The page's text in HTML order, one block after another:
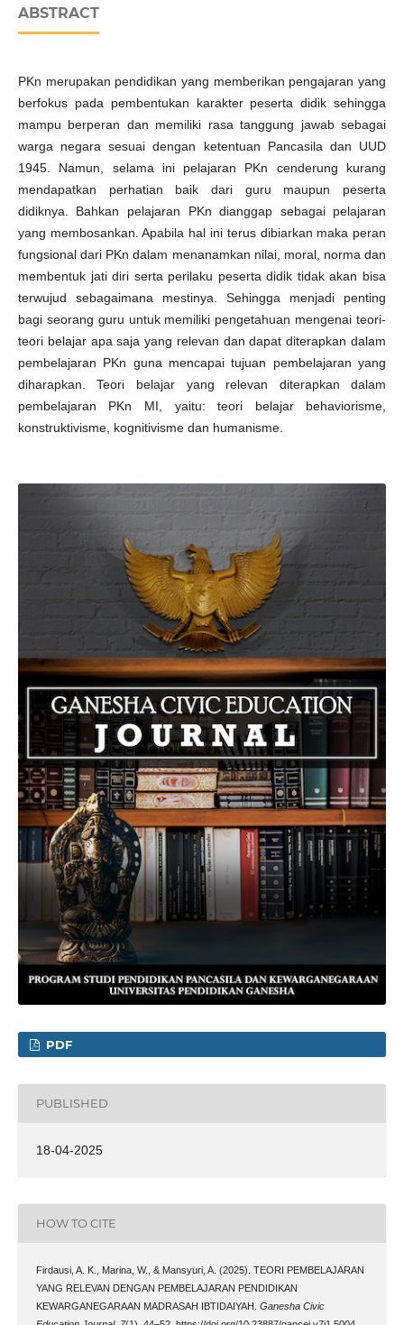
ABSTRACT
PKn merupakan pendidikan yang memberikan pengajaran yang
berfokus pada pembentukan karakter peserta didik sehingga
mampu berperan dan memiliki rasa tanggung jawab sebagai
warga negara sesuai dengan ketentuan Pancasila dan UUD
1945. Namun, selama ini pelajaran PKn cenderung kurang
mendapatkan perhatian baik dari guru maupun peserta
didiknya. Bahkan pelajaran PKn dianggap sebagai pelajaran
yang membosankan. Apabila hal ini terus dibiarkan maka peran
fungsional dari PKn dalam menanamkan nilai, moral, norma dan
membentuk jati diri serta perilaku peserta didik tidak akan bisa
terwujud sebagaimana mestinya. Sehingga menjadi penting
bagi seorang guru untuk memiliki pengetahuan mengenai teori-
teori belajar apa saja yang relevan dan dapat diterapkan dalam
pembelajaran PKn guna mencapai tujuan pembelajaran yang
diharapkan. Teori belajar yang relevan diterapkan dalam
pembelajaran PKn MI, yaitu: teori belajar behaviorisme,
konstruktivisme, kognitivisme dan humanisme.
PDF
PUBLISHED
18-04-2025
HOW TO CITE
Firdausi, A. K., Marina, W., & Mansyuri, A. (2025). TEORI PEMBELAJARAN
YANG RELEVAN DENGAN PEMBELAJARAN PENDIDIKAN
KEWARGANEGARAAN MADRASAH IBTIDAIYAH. Ganesha Civic